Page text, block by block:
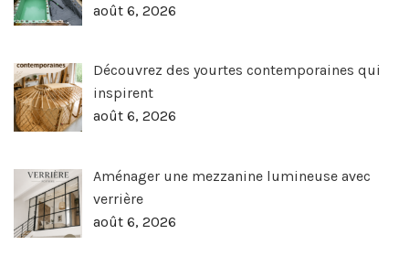
août 6, 2026
Découvrez des yourtes contemporaines qui
inspirent
août 6, 2026
Aménager une mezzanine lumineuse avec
verrière
août 6, 2026